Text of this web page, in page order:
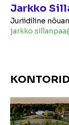
Jarkko
Juriidiline